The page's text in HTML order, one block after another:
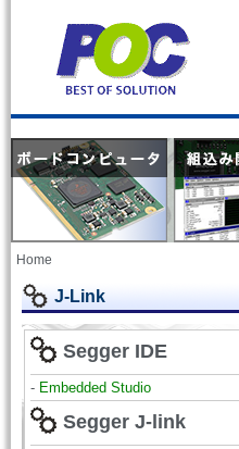
Home
J-Link
Segger IDE
- Embedded Studio
Segger J-link